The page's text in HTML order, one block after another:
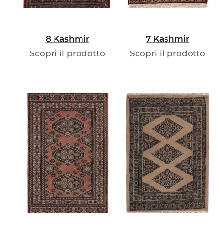
8 Kashmir
Scopri il prodotto
7 Kashmir
Scopri il prodotto